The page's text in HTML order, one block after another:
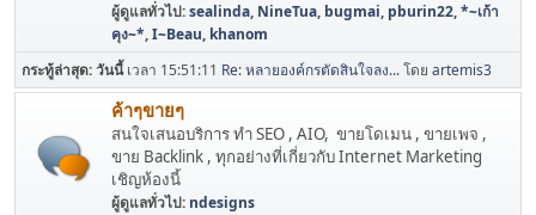
ผู้ดูแลทั่วไป:sealinda, NineTua, bugmai, pburin22,*~เก้า
คุง~*,I~Beau, khanom
กระทู้ล่าสุด:วันนี้เวลา 15:51:11 Re: หลายองค์กรตัดสินใจลง...โดย artemis3
ค้าๆขายๆ
สนใจเสนอบริการ ทำ SEO , AIO, ขายโดเมน , ขายเพจ ,
ขาย Backlink , ทุกอย่างที่เกี่ยวกับ Internet Marketing
เชิญห้องนี้
ผู้ดูแลทั่วไป: ndesigns